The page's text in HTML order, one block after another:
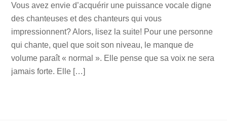
Vous avez envie d’acquérir une puissance vocale digne
des chanteuses et des chanteurs qui vous
impressionnent? Alors, lisez la suite! Pour une personne
qui chante, quel que soit son niveau, le manque de
volume paraît « normal ». Elle pense que sa voix ne sera
jamais forte. Elle […]